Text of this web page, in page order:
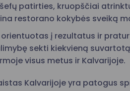
patirties, kruopščiai
restorano kokybės sveiką
į rezultatus ir
sekti kiekvieną
visus metus ir Kalvarijoje.
Kalvarijoje yra patogus